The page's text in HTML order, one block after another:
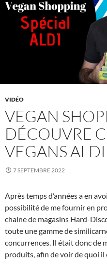
VIDÉO
VEGAN
DÉCOUVRE
VEGANS
7 SEPTEMBRE 2022
Après temps d’années a en
possibilité de me fournir en
chaine de magasins Hard-
toute une gamme de
concurrences. Il était donc de
produits, afin de voir de quoi il